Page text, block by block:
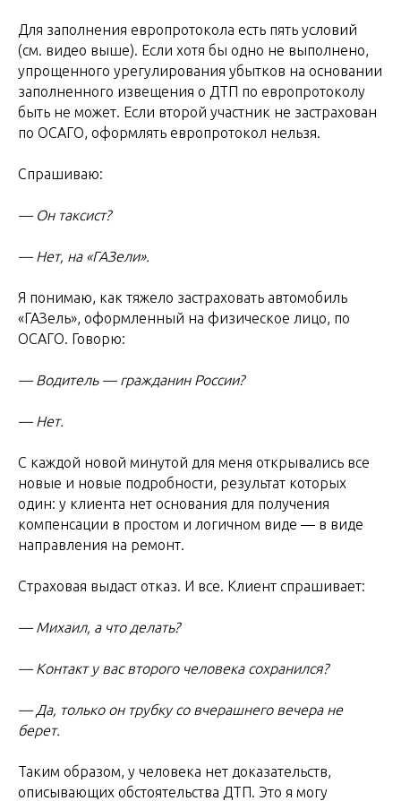
Для заполнения европротокола есть пять условий
(см. видео выше). Если хотя бы одно не выполнено,
упрощенного урегулирования убытков на основании
заполненного извещения о ДТП по европротоколу
быть не может. Если второй участник не застрахован
по ОСАГО, оформлять европротокол нельзя.
Спрашиваю:
— Он таксист?
— Нет, на «ГАЗели».
Я понимаю, как тяжело застраховать автомобиль
«ГАЗель», оформленный на физическое лицо, по
ОСАГО. Говорю:
— Водитель — гражданин России?
— Нет.
С каждой новой минутой для меня открывались все
новые и новые подробности, результат которых
один: у клиента нет основания для получения
компенсации в простом и логичном виде — в виде
направления на ремонт.
Страховая выдаст отказ. И все. Клиент спрашивает:
— Михаил, а что делать?
— Контакт у вас второго человека сохранился?
— Да, только он трубку со вчерашнего вечера не
берет.
Таким образом, у человека нет доказательств,
описывающих обстоятельства ДТП. Это я могу